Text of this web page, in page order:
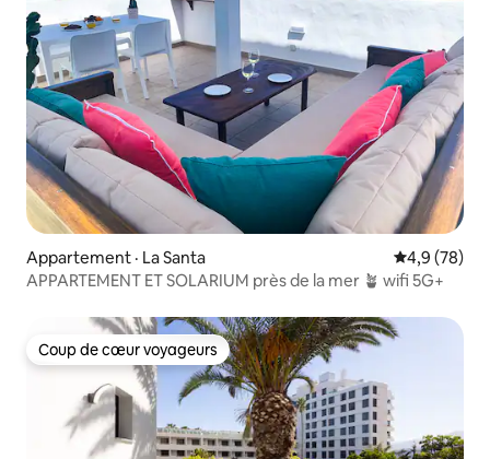
Appartement · La Santa Note
4,9 (78)
APPARTEMENT ET SOLARIUM près de la mer 🪴 wifi 5G+
Coup de cœur voyageurs
Coup de cœur voyageurs